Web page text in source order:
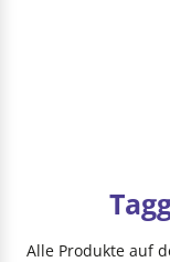
Alle Produkte auf